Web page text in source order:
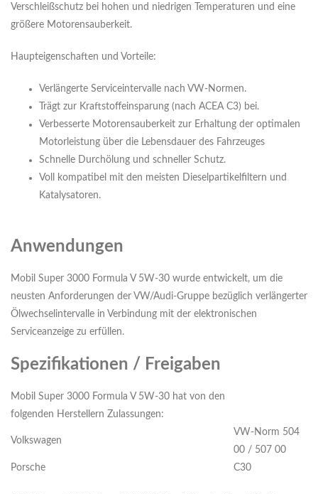
Verschleißschutz bei hohen und niedrigen Temperaturen und eine
größere Motorensauberkeit.
Haupteigenschaften und Vorteile:
Verlängerte Serviceintervalle nach VW-Normen.
Trägt zur Kraftstoffeinsparung (nach ACEA C3) bei.
Verbesserte Motorensauberkeit zur Erhaltung der optimalen
Motorleistung über die Lebensdauer des Fahrzeuges
Schnelle Durchölung und schneller Schutz.
Voll kompatibel mit den meisten Dieselpartikelfiltern und
Katalysatoren.
Anwendungen
Mobil Super 3000 Formula V 5W-30 wurde entwickelt, um die
neusten Anforderungen der VW/Audi-Gruppe bezüglich verlängerter
Ölwechselintervalle in Verbindung mit der elektronischen
Serviceanzeige zu erfüllen.
Spezifikationen / Freigaben
Mobil Super 3000 Formula V 5W-30 hat von den
folgenden Herstellern Zulassungen:
Volkswagen
VW-Norm 504
00 / 507 00
Porsche
C30